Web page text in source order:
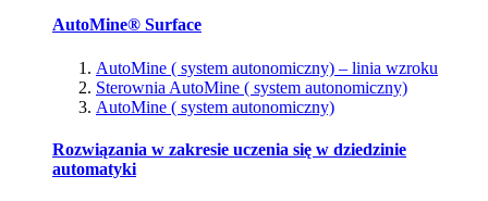
AutoMine® Surface
AutoMine ( system autonomiczny) – linia wzroku
Sterownia AutoMine ( system autonomiczny)
AutoMine ( system autonomiczny)
Rozwiązania w zakresie uczenia się w dziedzinie
automatyki